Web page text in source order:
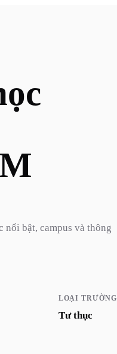
nổi bật, campus và thông
LOẠI TRƯỜNG
Tư thục